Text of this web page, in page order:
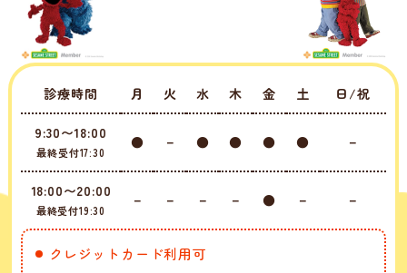
診療時間 月 火 水 木 金 土 日/祝
9:30〜18:00
最終受付17:30
● － ● ● ● ● －
18:00〜20:00
最終受付19:30
－ － － － ● － －
クレジットカード利用可